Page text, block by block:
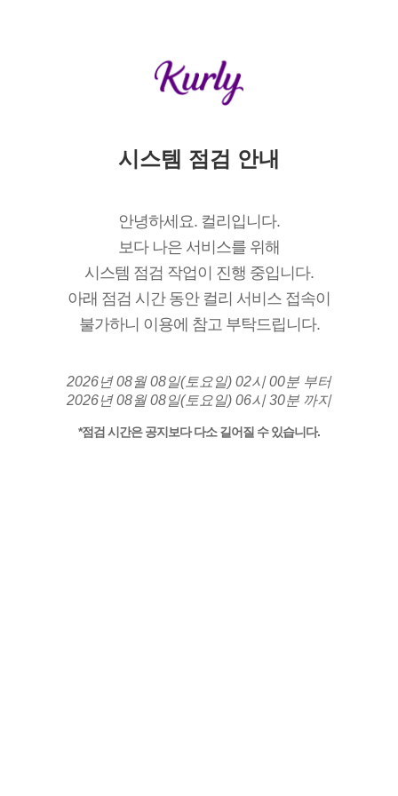
시스템 점검 안내
안녕하세요. 컬리입니다.
보다 나은 서비스를 위해
시스템 점검 작업이 진행 중입니다.
아래 점검 시간 동안 컬리 서비스 접속이
불가하니 이용에 참고 부탁드립니다.
2026년 08월 08일(토요일) 02시 00분 부터
2026년 08월 08일(토요일) 06시 30분 까지
*점검 시간은 공지보다 다소 길어질 수 있습니다.